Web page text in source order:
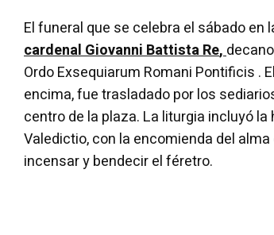
El funeral que se celebra el sábado en
cardenal Giovanni Battista Re,
Ordo Exsequiarum Romani Pontificis .
encima, fue trasladado por los
centro de la plaza. La liturgia incluyó
Valedictio, con la encomienda del
incensar y bendecir el féretro.